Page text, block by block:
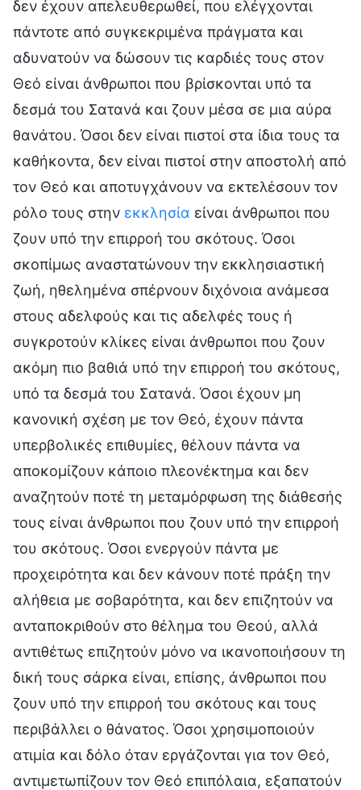
δεν έχουν απελευθερωθεί, που ελέγχονται
πάντοτε από συγκεκριμένα πράγματα και
αδυνατούν να δώσουν τις καρδιές τους στον
Θεό είναι άνθρωποι που βρίσκονται υπό τα
δεσμά του Σατανά και ζουν μέσα σε μια αύρα
θανάτου. Όσοι δεν είναι πιστοί στα ίδια τους τα
καθήκοντα, δεν είναι πιστοί στην αποστολή από
τον Θεό και αποτυγχάνουν να εκτελέσουν τον
ρόλο τους στην εκκλησία είναι άνθρωποι που
ζουν υπό την επιρροή του σκότους. Όσοι
σκοπίμως αναστατώνουν την εκκλησιαστική
ζωή, ηθελημένα σπέρνουν διχόνοια ανάμεσα
στους αδελφούς και τις αδελφές τους ή
συγκροτούν κλίκες είναι άνθρωποι που ζουν
ακόμη πιο βαθιά υπό την επιρροή του σκότους,
υπό τα δεσμά του Σατανά. Όσοι έχουν μη
κανονική σχέση με τον Θεό, έχουν πάντα
υπερβολικές επιθυμίες, θέλουν πάντα να
αποκομίζουν κάποιο πλεονέκτημα και δεν
αναζητούν ποτέ τη μεταμόρφωση της διάθεσής
τους είναι άνθρωποι που ζουν υπό την επιρροή
του σκότους. Όσοι ενεργούν πάντα με
προχειρότητα και δεν κάνουν ποτέ πράξη την
αλήθεια με σοβαρότητα, και δεν επιζητούν να
ανταποκριθούν στο θέλημα του Θεού, αλλά
αντιθέτως επιζητούν μόνο να ικανοποιήσουν τη
δική τους σάρκα είναι, επίσης, άνθρωποι που
ζουν υπό την επιρροή του σκότους και τους
περιβάλλει ο θάνατος. Όσοι χρησιμοποιούν
ατιμία και δόλο όταν εργάζονται για τον Θεό,
αντιμετωπίζουν τον Θεό επιπόλαια, εξαπατούν